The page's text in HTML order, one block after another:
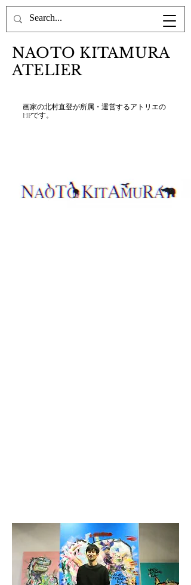
NAOTO KITAMURA
ATELIER
画家の北村直登が所属・運営するアトリエの
HPです。